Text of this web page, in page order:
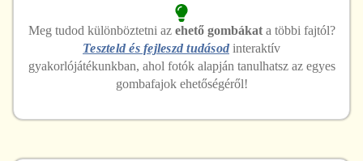
Meg tudod különböztetni az ehetőgombákata többi fajtól?
Teszteld és fejleszd tudásod interaktív
gyakorlójátékunkban, ahol fotók alapján tanulhatsz az egyes
gombafajok ehetőségéről!